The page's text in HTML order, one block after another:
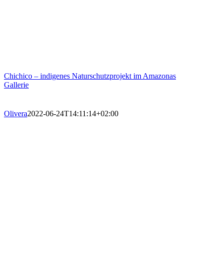
Chichico – indigenes Naturschutzprojekt im Amazonas
Gallerie
Olivera2022-06-24T14:11:14+02:00